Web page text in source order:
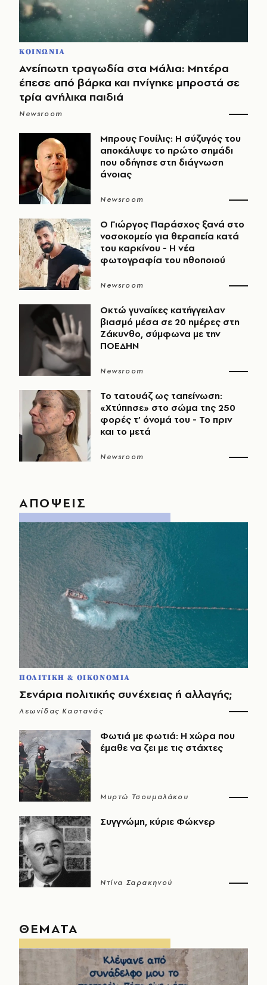
ΚΟΙΝΩΝΙΑ
Ανείπωτη τραγωδία στα Μάλια: Μητέρα
έπεσε από βάρκα και πνίγηκε μπροστά σε
τρία ανήλικα παιδιά
Newsroom
Μπρους Γουίλις: Η σύζυγός του
αποκάλυψε το πρώτο σημάδι
που οδήγησε στη διάγνωση
άνοιας
Newsroom
O Γιώργος Παράσχος ξανά στο
νοσοκομείο για θεραπεία κατά
του καρκίνου - Η νέα
φωτογραφία του ηθοποιού
Newsroom
Οκτώ γυναίκες κατήγγειλαν
βιασμό μέσα σε 20 ημέρες στη
Ζάκυνθο, σύμφωνα με την
ΠΟΕΔΗΝ
Newsroom
Το τατουάζ ως ταπείνωση:
«Χτύπησε» στο σώμα της 250
φορές τ’ όνομά του - Το πριν
και το μετά
Newsroom
ΑΠΟΨΕΙΣ
ΠΟΛΙΤΙΚΗ & ΟΙΚΟΝΟΜΙΑ
Σενάρια πολιτικής συνέχειας ή αλλαγής;
Λεωνίδας Καστανάς
Φωτιά με φωτιά: Η χώρα που
έμαθε να ζει με τις στάχτες
Μυρτώ Τσουμαλάκου
Συγγνώμη, κύριε Φώκνερ
Ντίνα Σαρακηνού
ΘΕΜΑΤΑ